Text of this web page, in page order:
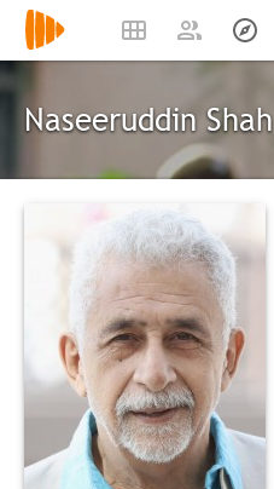
Naseeruddin Shah